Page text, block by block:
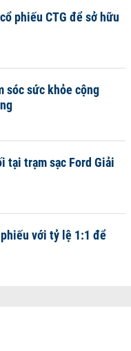
phiếu CTG để sở hữu
sóc sức khỏe cộng
tại trạm sạc Ford Giải
với tỷ lệ 1:1 để